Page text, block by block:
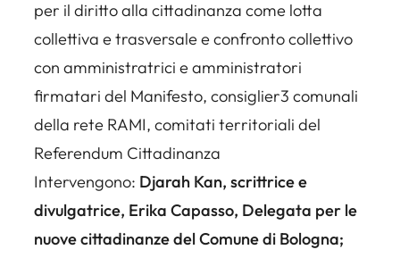
per il diritto alla cittadinanza come lotta
collettiva e trasversale e confronto collettivo
con amministratrici e amministratori
firmatari del Manifesto, consiglier3 comunali
della rete RAMI, comitati territoriali del
Referendum Cittadinanza
Intervengono: Djarah Kan, scrittrice e
divulgatrice, Erika Capasso, Delegata per le
nuove cittadinanze del Comune di Bologna;